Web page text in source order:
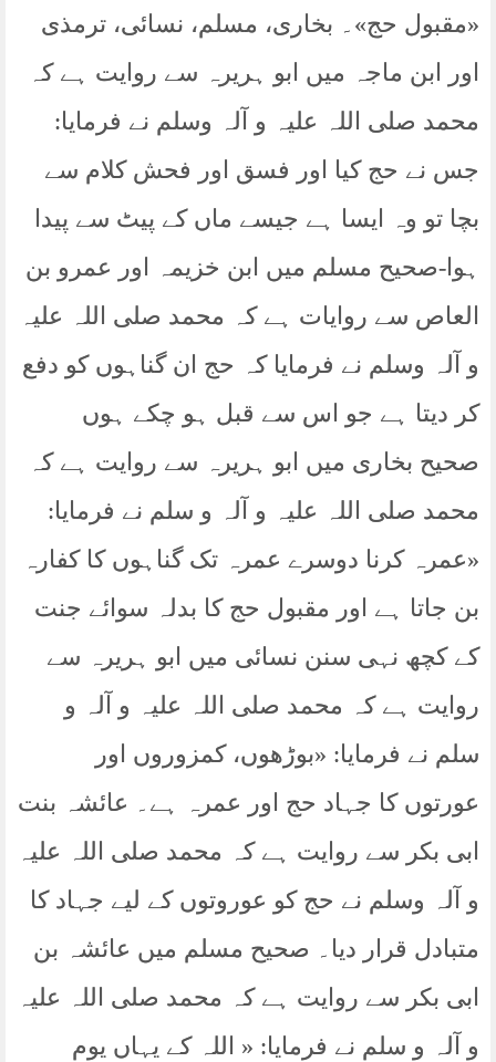
«مقبول حج»۔ بخاری، مسلم، نسائی، ترمذی
اور ابن ماجہ میں ابو ہریرہ سے روایت ہے کہ
محمد صلی اللہ علیہ و آلہ وسلم نے فرمایا:
جس نے حج کیا اور فسق اور فحش کلام سے
بچا تو وہ ایسا ہے جیسے ماں کے پیٹ سے پیدا
ہوا-صحیح مسلم میں ابن خزیمہ اور عمرو بن
العاص سے روایات ہے کہ محمد صلی اللہ علیہ
و آلہ وسلم نے فرمایا کہ حج ان گناہوں کو دفع
کر دیتا ہے جو اس سے قبل ہو چکے ہوں
صحیح بخاری میں ابو ہریرہ سے روایت ہے کہ
محمد صلی اللہ علیہ و آلہ و سلم نے فرمایا:
«عمرہ کرنا دوسرے عمرہ تک گناہوں کا کفارہ
بن جاتا ہے اور مقبول حج کا بدلہ سوائے جنت
کے کچھ نہی سنن نسائی میں ابو ہریرہ سے
روایت ہے کہ محمد صلی اللہ علیہ و آلہ و
سلم نے فرمایا: «بوڑھوں، کمزوروں اور
عورتوں کا جہاد حج اور عمرہ ہے۔ عائشہ بنت
ابی بکر سے روایت ہے کہ محمد صلی اللہ علیہ
و آلہ وسلم نے حج کو عوروتوں کے لیے جہاد کا
متبادل قرار دیا۔ صحیح مسلم میں عائشہ بن
ابی بکر سے روایت ہے کہ محمد صلی اللہ علیہ
و آلہ و سلم نے فرمایا: « اللہ کے یہاں یوم